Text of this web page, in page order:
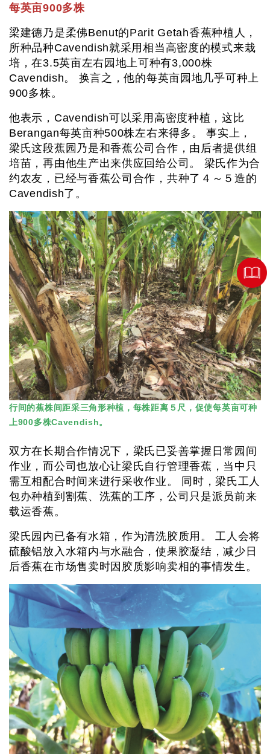
每英亩900多株
梁建德乃是柔佛Benut的Parit Getah香蕉种植人，
所种品种Cavendish就采用相当高密度的模式来栽
培，在3.5英亩左右园地上可种有3,000株
Cavendish。 换言之，他的每英亩园地几乎可种上
900多株。
他表示，Cavendish可以采用高密度种植，这比
Berangan每英亩种500株左右来得多。 事实上，
梁氏这段蕉园乃是和香蕉公司合作，由后者提供组
培苗，再由他生产出来供应回给公司。 梁氏作为合
约农友，已经与香蕉公司合作，共种了４～５造的
Cavendish了。
行间的蕉株间距采三角形种植，每株距离５尺，促使每英亩可种
上900多株Cavendish。
双方在长期合作情况下，梁氏已妥善掌握日常园间
作业，而公司也放心让梁氏自行管理香蕉，当中只
需互相配合时间来进行采收作业。 同时，梁氏工人
包办种植到割蕉、洗蕉的工序，公司只是派员前来
载运香蕉。
梁氏园内已备有水箱，作为清洗胶质用。 工人会将
硫酸铝放入水箱内与水融合，使果胶凝结，减少日
后香蕉在市场售卖时因胶质影响卖相的事情发生。